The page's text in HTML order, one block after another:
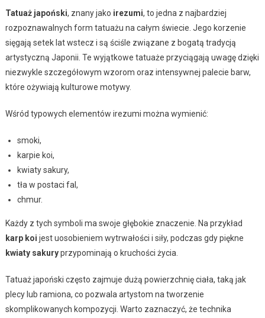
Tatuaż japoński, znany jako irezumi, to jedna z najbardziej
rozpoznawalnych form tatuażu na całym świecie. Jego korzenie
sięgają setek lat wstecz i są ściśle związane z bogatą tradycją
artystyczną Japonii. Te wyjątkowe tatuaże przyciągają uwagę dzięki
niezwykle szczegółowym wzorom oraz intensywnej palecie barw,
które ożywiają kulturowe motywy.
Wśród typowych elementów irezumi można wymienić:
smoki,
karpie koi,
kwiaty sakury,
tła w postaci fal,
chmur.
Każdy z tych symboli ma swoje głębokie znaczenie. Na przykład
karp koi jest uosobieniem wytrwałości i siły, podczas gdy piękne
kwiaty sakuryprzypominają o kruchości życia.
Tatuaż japoński często zajmuje dużą powierzchnię ciała, taką jak
plecy lub ramiona, co pozwala artystom na tworzenie
skomplikowanych kompozycji. Warto zaznaczyć, że technika